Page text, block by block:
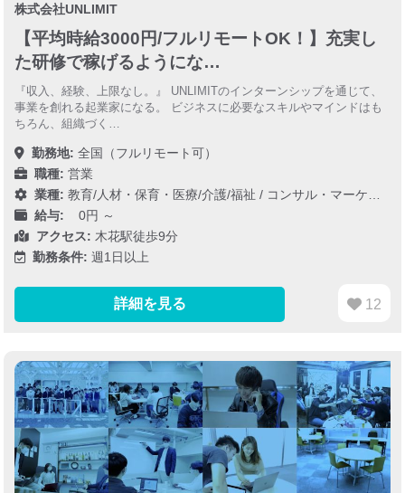
株式会社UNLIMIT
【平均時給3000円/フルリモートOK！】充実し
た研修で稼げるようにな…
『収入、経験、上限なし。』 UNLIMITのインターンシップを通じて、
事業を創れる起業家になる。 ビジネスに必要なスキルやマインドはも
ちろん、組織づく…
勤務地: 全国（フルリモート可）
職種: 営業
業種: 教育/人材・保育・医療/介護/福祉 / コンサル・マーケティング
給与: 0円 ～
アクセス: 木花駅徒歩9分
勤務条件: 週1日以上
詳細を見る 12